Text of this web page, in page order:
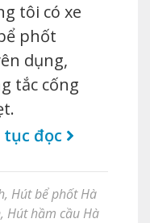
tôi có xe
phốt
dụng,
tắc cống
đọc
, Hút bể phốt Hà
, Hút hầm cầu Hà